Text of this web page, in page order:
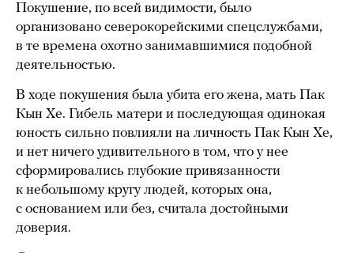
Покушение, по всей видимости, было
организовано северокорейскими спецслужбами,
в те времена охотно занимавшимися подобной
деятельностью.
В ходе покушения была убита его жена, мать Пак
Кын Хе. Гибель матери и последующая одинокая
юность сильно повлияли на личность Пак Кын Хе,
и нет ничего удивительного в том, что у нее
сформировались глубокие привязанности
к небольшому кругу людей, которых она,
с основанием или без, считала достойными
доверия.